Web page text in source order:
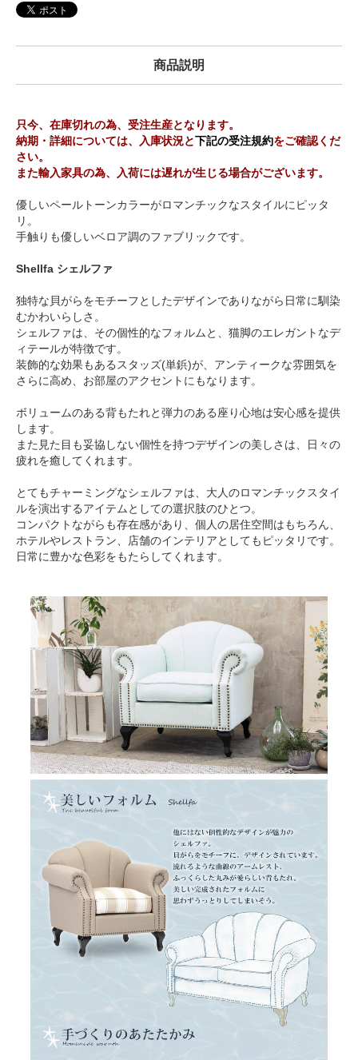
商品説明
只今、在庫切れの為、受注生産となります。
納期・詳細については、入庫状況と下記の受注規約をご確認くだ
さい。
また輸入家具の為、入荷には遅れが生じる場合がございます。
優しいペールトーンカラーがロマンチックなスタイルにピッタ
リ。
手触りも優しいベロア調のファブリックです。
Shellfa シェルファ
独特な貝がらをモチーフとしたデザインでありながら日常に馴染
むかわいらしさ。
シェルファは、その個性的なフォルムと、猫脚のエレガントなデ
ィテールが特徴です。
装飾的な効果もあるスタッズ(単鋲)が、アンティークな雰囲気を
さらに高め、お部屋のアクセントにもなります。
ボリュームのある背もたれと弾力のある座り心地は安心感を提供
します。
また見た目も妥協しない個性を持つデザインの美しさは、日々の
疲れを癒してくれます。
とてもチャーミングなシェルファは、大人のロマンチックスタイ
ルを演出するアイテムとしての選択肢のひとつ。
コンパクトながらも存在感があり、個人の居住空間はもちろん、
ホテルやレストラン、店舗のインテリアとしてもピッタリです。
日常に豊かな色彩をもたらしてくれます。